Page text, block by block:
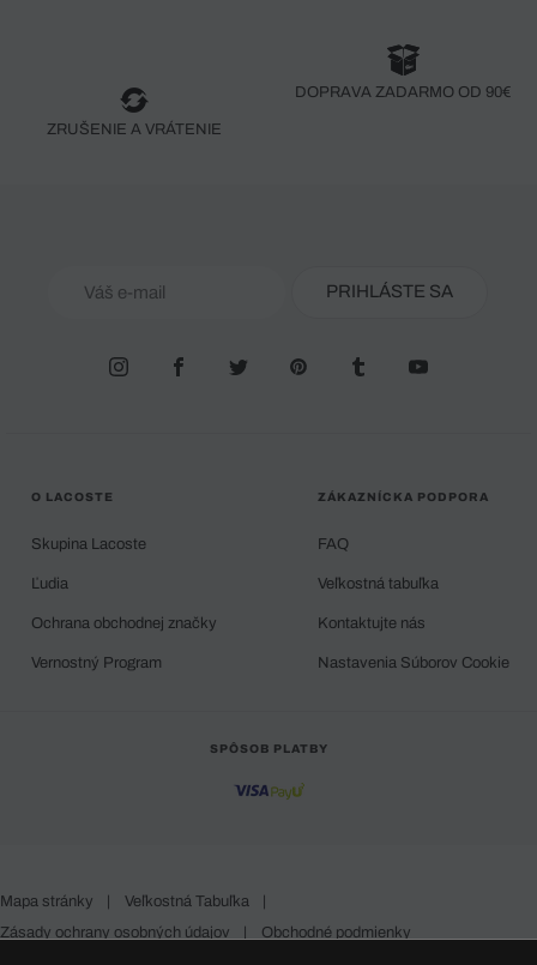
ZRUŠENIE A VRÁTENIE
DOPRAVA ZADARMO OD 90€
PRIHLÁSTE SA
O LACOSTE
Skupina Lacoste
Ľudia
Ochrana obchodnej značky
Vernostný Program
ZÁKAZNÍCKA PODPORA
FAQ
Veľkostná tabuľka
Kontaktujte nás
Nastavenia Súborov Cookie
SPÔSOB PLATBY
Mapa stránky | Veľkostná Tabuľka
|
Zásady ochrany osobných údajov
| Obchodné podmienky